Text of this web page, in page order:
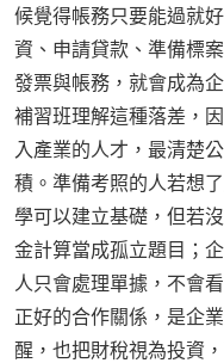
候覺得帳務只要能過就
資、申請貸款、準備標
發票與帳務，就會成為
補習班理解這種落差，
入產業的人才，最清楚
積。準備考照的人若想
學可以建立基礎，但若
金計算當成孤立題目；
人只會處理單據，不會
正好的合作關係，是企
醒，也把財稅視為投資